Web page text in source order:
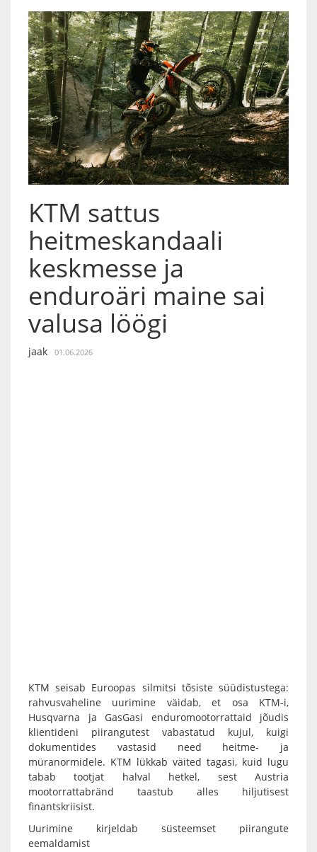
KTM sattus
heitmeskandaali
keskmesse ja
enduroäri maine sai
valusa löögi
jaak 01.06.2026
KTM seisab Euroopas silmitsi tõsiste süüdistustega:
rahvusvaheline uurimine väidab, et osa KTM-i,
Husqvarna ja GasGasi enduromootorrattaid jõudis
klientideni piirangutest vabastatud kujul, kuigi
dokumentides vastasid need heitme- ja
müranormidele. KTM lükkab väited tagasi, kuid lugu
tabab tootjat halval hetkel, sest Austria
mootorrattabränd taastub alles hiljutisest
finantskriisist.
Uurimine kirjeldab süsteemset piirangute
eemaldamist